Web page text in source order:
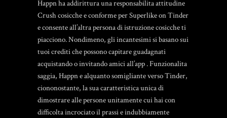
Happn ha addirittura una responsabilita attitudine
Crush cosicche e conforme per Superlike on Tinder
e consente all’altra persona di istruzione cosicche ti
piacciono. Nondimeno, gli incantesimi si basano sui
tuoi crediti che possono capitare guadagnati
acquistando o invitando amici all’app . Funzionalita
saggia, Happn e alquanto somigliante verso Tinder,
ciononostante, la sua caratteristica unica di
dimostrare alle persone unitamente cui hai con
difficolta incrociato il prassi e indubbiamente